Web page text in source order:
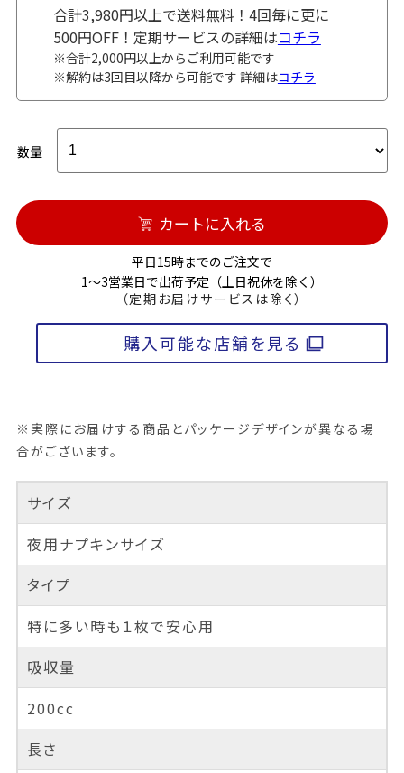
合計3,980円以上で送料無料！4回毎に更に
500円OFF！定期サービスの詳細はコチラ
※合計2,000円以上からご利用可能です
※解約は3回目以降から可能です 詳細はコチラ
数量
カートに入れる
平日15時までのご注文で
1～3営業日で出荷予定（土日祝休を除く）
（定期お届けサービスは除く）
購入可能な店舗を見る
※実際にお届けする商品とパッケージデザインが異なる場
合がございます。
サイズ
夜用ナプキンサイズ
タイプ
特に多い時も１枚で安心用
吸収量
200cc
長さ